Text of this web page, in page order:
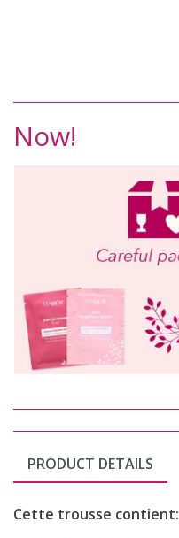
Now!
PRODUCT DETAILS
Cette trousse contient: